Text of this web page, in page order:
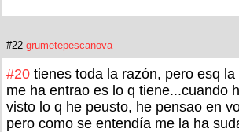
#22 grumetepescanova
#20 tienes toda la razón, pero esq
me ha entrao es lo q tiene...cuando
visto lo q he peusto, he pensao en
pero como se entendía me la ha